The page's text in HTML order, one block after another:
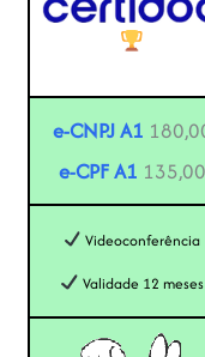
e-CNPJ A1
e-CPF A1 135,00
Videoconferência
Validade 12 meses